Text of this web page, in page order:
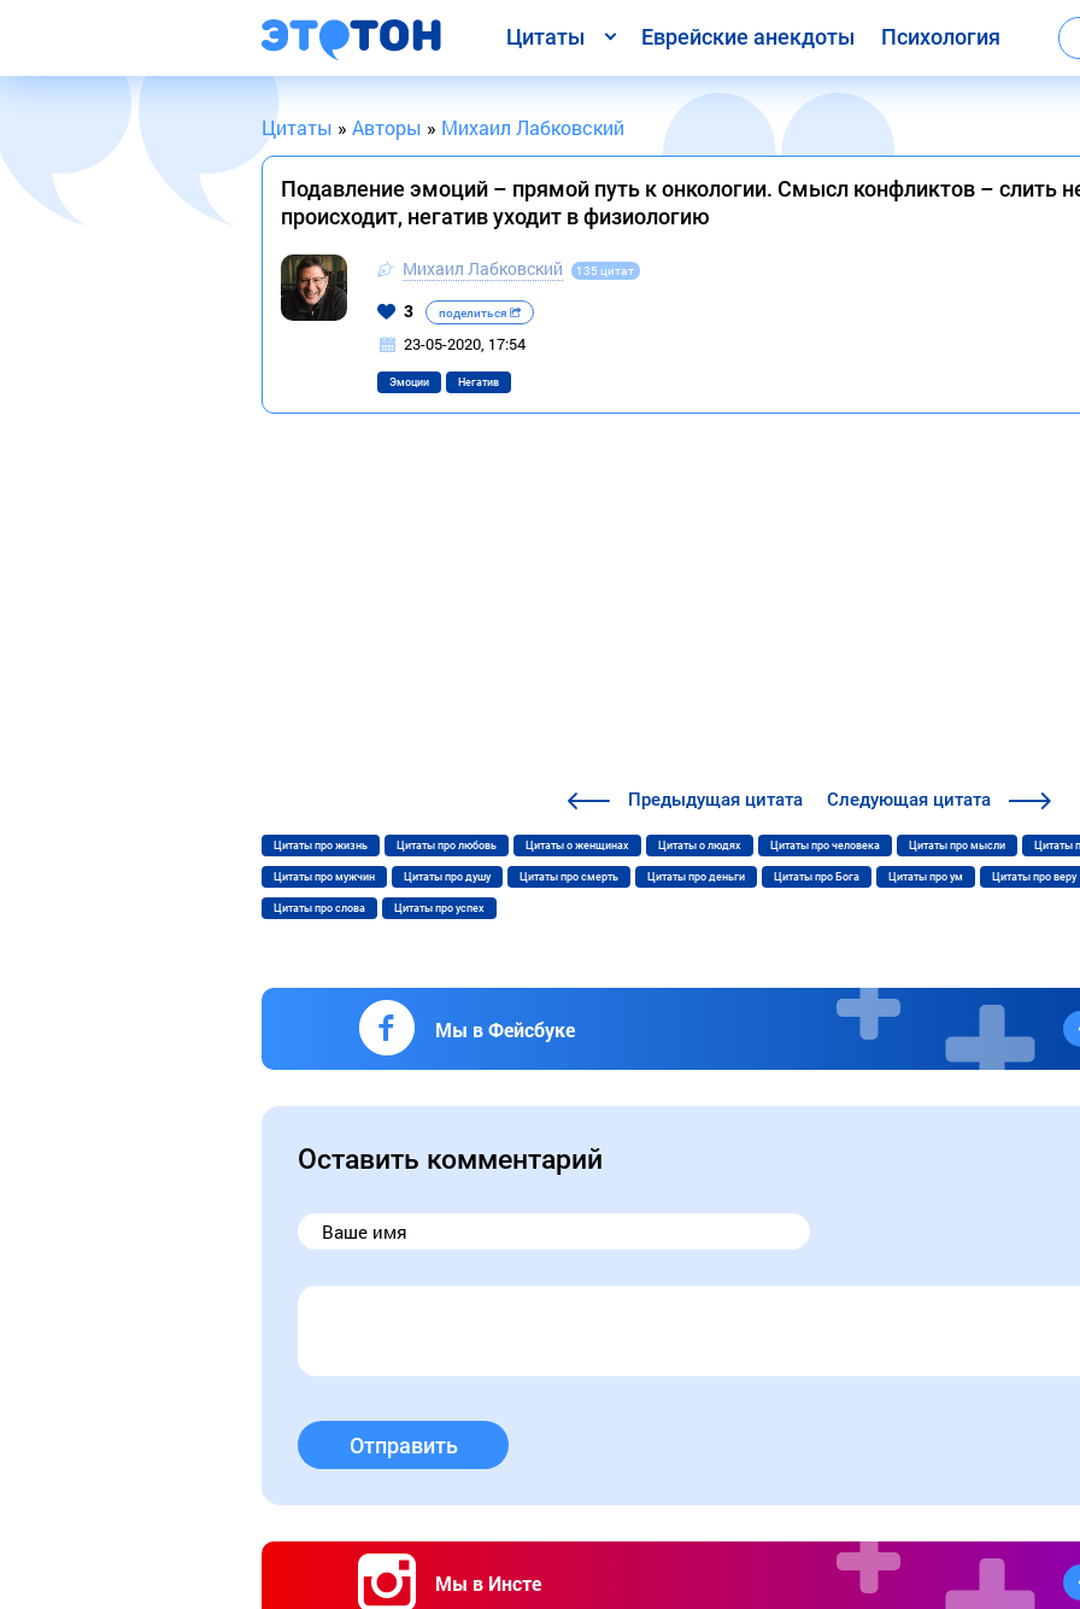
Цитаты Еврейские анекдоты Психология
Цитаты » Авторы » Михаил Лабковский
Подавление эмоций – прямой путь к онкологии. Смысл конфликтов – слить
происходит, негатив уходит в физиологию
Михаил Лабковский 135 цитат
3 поделиться
23-05-2020, 17:54
Эмоции Негатив
Предыдущая цитата Следующая цитата
Цитаты про жизнь Цитаты про любовь Цитаты о женщинах Цитаты о людях Цитаты про человека Цитаты про мысли Цитаты
Цитаты про мужчин Цитаты про душу Цитаты про смерть Цитаты про деньги Цитаты про Бога Цитаты про ум Цитаты про веру
Цитаты про слова Цитаты про успех
Мы в Фейсбуке
Оставить комментарий
Отправить
Мы в Инсте